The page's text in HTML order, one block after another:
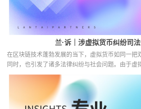
兰·诉｜涉虚拟货币纠纷司
在区块链技术蓬勃发展的当下，虚拟货币如同一把
同时，也引发了诸多法律纠纷与社会问题。由于虚